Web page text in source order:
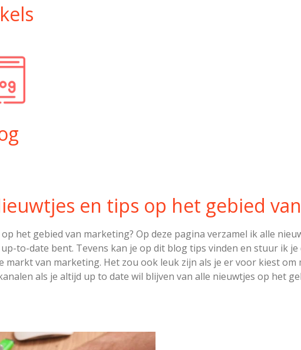
en tips op het gebied
het gebied van marketing? Op deze pagina verzamel ik alle
to-date bent. Tevens kan je op dit blog tips vinden en stuur ik
markt van marketing. Het zou ook leuk zijn als je er voor kiest
als je altijd up to date wil blijven van alle nieuwtjes op het